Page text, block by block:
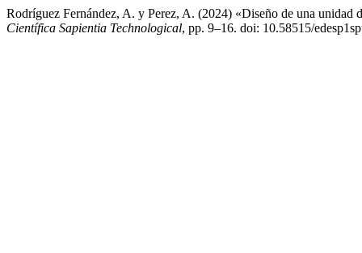
Rodríguez Fernández, A. y Perez, A. (2024) «Diseño de una
Científica Sapientia Technological, pp. 9–16. doi: 10.58515/